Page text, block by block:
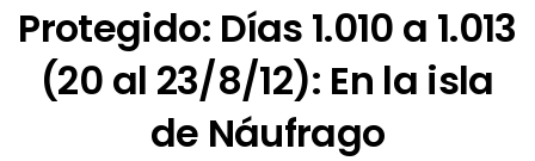
Protegido: Días 1.010 a 1.013
(20 al 23/8/12): En la isla
de Náufrago